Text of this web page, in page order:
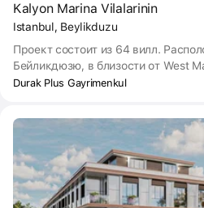
Kalyon Marina Vilalarinin
Istanbul, Beylikduzu
Проект состоит из 64 вилл.
Бейликдюзю, в близости от West
больших пристаней для яхт в
международные школы, торговые
госпиталь, конный клуб, а также
Durak Plus Gayrimenkul